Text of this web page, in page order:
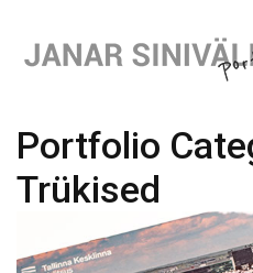
Portfolio
Trükised